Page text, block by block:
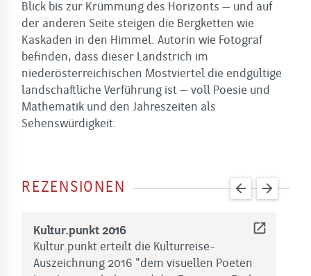
Blick bis zur Krümmung des Horizonts – und auf
der anderen Seite steigen die Bergketten wie
Kaskaden in den Himmel. Autorin wie Fotograf
befinden, dass dieser Landstrich im
niederösterreichischen Mostviertel die endgültige
landschaftliche Verführung ist – voll Poesie und
Mathematik und den Jahreszeiten als
Sehenswürdigkeit.
REZENSIONEN arrow_back arrow_forward
Kultur.punkt 2016 open_in_new
Kultur.punkt erteilt die Kulturreise-
Auszeichnung 2016 "dem visuellen Poeten